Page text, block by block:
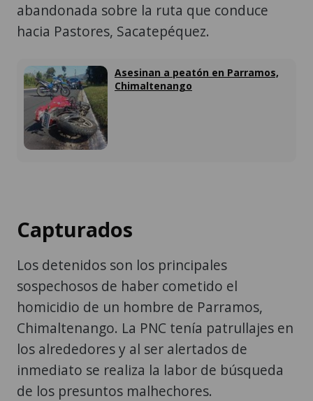
abandonada sobre la ruta que conduce
hacia Pastores, Sacatepéquez.
Asesinan a peatón en Parramos,
Chimaltenango
Capturados
Los detenidos son los principales
sospechosos de haber cometido el
homicidio de un hombre de Parramos,
Chimaltenango. La PNC tenía patrullajes en
los alrededores y al ser alertados de
inmediato se realiza la labor de búsqueda
de los presuntos malhechores.